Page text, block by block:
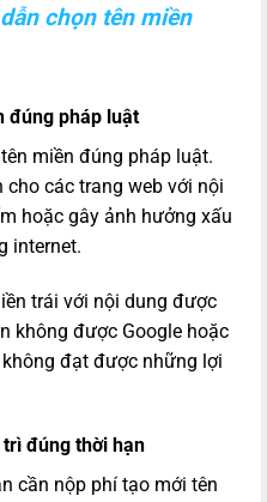
chọn tên miền
đúng pháp luật
miền đúng pháp luật.
cho các trang web với nội
hoặc gây ảnh hưởng xấu
internet.
trái với nội dung được
không được Google hoặc
đạt được những lợi
trì đúng thời hạn
cần nộp phí tạo mới tên